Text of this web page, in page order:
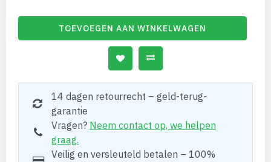
TOEVOEGEN AAN WINKELWAGEN
14 dagen retourrecht – geld-terug-
garantie
Vragen? Neem contact op, we helpen
graag.
Veilig en versleuteld betalen – 100%